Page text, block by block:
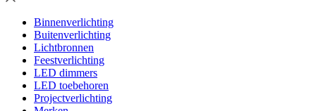
Binnenverlichting
Buitenverlichting
Lichtbronnen
Feestverlichting
LED dimmers
LED toebehoren
Projectverlichting